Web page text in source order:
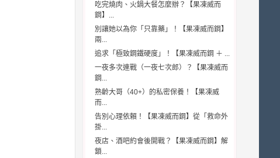
吃完燒肉、火鍋大餐怎麼辦？【果凍威而
鋼】...
別讓她以為你「只靠藥」！【果凍威而鋼】
兩...
追求「極致鋼鐵硬度」！【果凍威而鋼 ＋ ...
一夜多次連戰（一夜七次郎）？【果凍威而
鋼...
熟齡大哥（40+）的私密保養！【果凍威
而...
告別心理依賴！【果凍威而鋼】從「救命外
掛...
夜店、酒吧約會後開戰？【果凍威而鋼】解
鎖...